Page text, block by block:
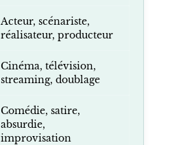
Acteur, scénariste,
réalisateur, producteur
Cinéma, télévision,
streaming, doublage
Comédie, satire,
absurdie,
improvisation